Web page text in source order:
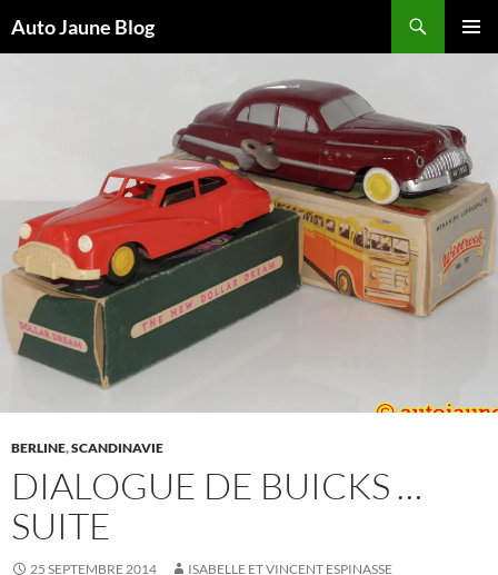
Auto Jaune Blog
BERLINE,SCANDINAVIE
DIALOGUE DE BUICKS …
SUITE
25 SEPTEMBRE 2014 ISABELLE ET VINCENT ESPINASSE